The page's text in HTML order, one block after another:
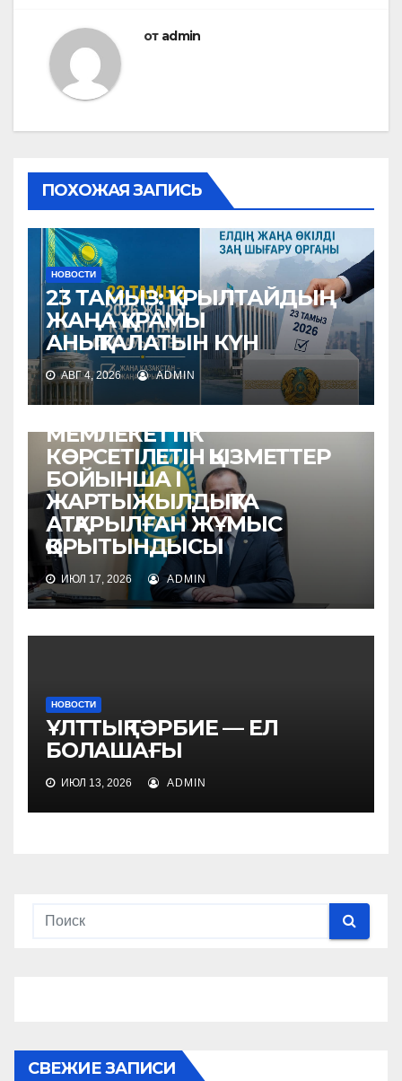
от admin
ПОХОЖАЯ ЗАПИСЬ
НОВОСТИ
23 ТАМЫЗ: ҚҰРЫЛТАЙДЫҢ
ЖАҢА ҚҰРАМЫ
АНЫҚТАЛАТЫН КҮН
АВГ 4, 2026 ADMIN
МЕМЛЕКЕТТІК
КӨРСЕТІЛЕТІН ҚЫЗМЕТТЕР
БОЙЫНША I
ЖАРТЫЖЫЛДЫҚТА
АТҚАРЫЛҒАН ЖҰМЫС
ҚОРЫТЫНДЫСЫ
ИЮЛ 17, 2026 ADMIN
НОВОСТИ
ҰЛТТЫҚ ТӘРБИЕ — ЕЛ
БОЛАШАҒЫ
ИЮЛ 13, 2026 ADMIN
СВЕЖИЕ ЗАПИСИ